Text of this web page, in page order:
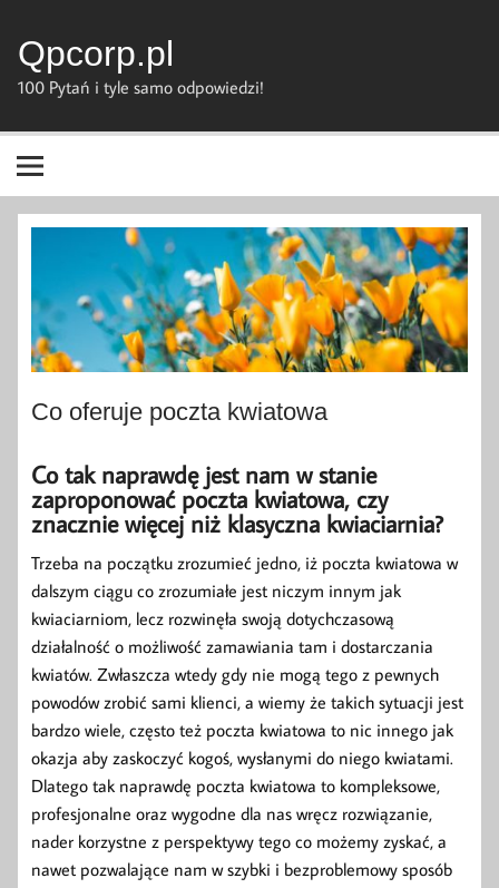
content
Qpcorp.pl
100 Pytań i tyle samo odpowiedzi!
Co oferuje poczta kwiatowa
Co tak naprawdę jest nam w stanie
zaproponować poczta kwiatowa, czy
znacznie więcej niż klasyczna kwiaciarnia?
Trzeba na początku zrozumieć jedno, iż poczta kwiatowa w
dalszym ciągu co zrozumiałe jest niczym innym jak
kwiaciarniom, lecz rozwinęła swoją dotychczasową
działalność o możliwość zamawiania tam i dostarczania
kwiatów. Zwłaszcza wtedy gdy nie mogą tego z pewnych
powodów zrobić sami klienci, a wiemy że takich sytuacji jest
bardzo wiele, często też poczta kwiatowa to nic innego jak
okazja aby zaskoczyć kogoś, wysłanymi do niego kwiatami.
Dlatego tak naprawdę poczta kwiatowa to kompleksowe,
profesjonalne oraz wygodne dla nas wręcz rozwiązanie,
nader korzystne z perspektywy tego co możemy zyskać, a
nawet pozwalające nam w szybki i bezproblemowy sposób